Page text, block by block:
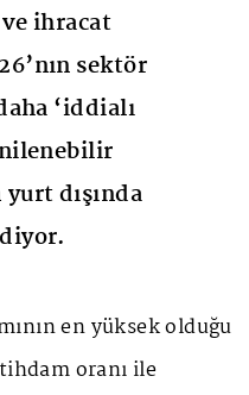
ihracat
sektör
‘iddialı
dışında
en yüksek olduğu
oranı ile